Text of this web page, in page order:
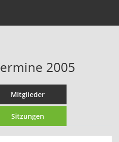
2005
Mitglieder
Sitzungen